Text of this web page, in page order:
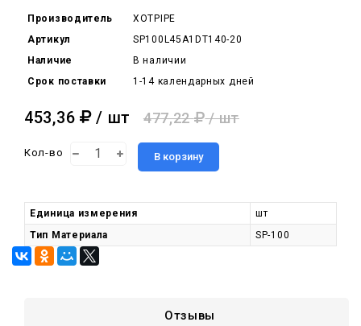
Производитель
XOTPIPE
Артикул
SP100L45A1DT140-20
Наличие
В наличии
Срок поставки
1-14 календарных дней
453,36 / шт 477,22 / шт
Кол-во В корзину
Единица измерения
шт
Тип Материала
SP-100
Отзывы